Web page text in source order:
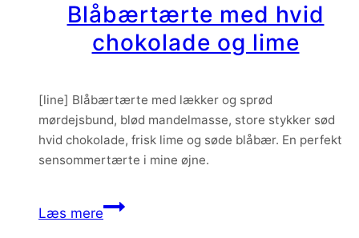
Blåbærtærte med hvid
chokolade og lime
[line] Blåbærtærte med lækker og sprød
mørdejsbund, blød mandelmasse, store stykker sød
hvid chokolade, frisk lime og søde blåbær. En perfekt
sensommertærte i mine øjne.
Læs mereBlåbærtærte